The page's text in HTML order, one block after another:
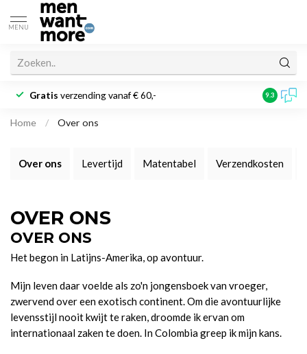
MENU
Gratis verzending vanaf € 60,- 9.3
Home / Over ons
Over ons Levertijd Matentabel Verzendkosten
OVER ONS
OVER ONS
Het begon in Latijns-Amerika, op avontuur.
Mijn leven daar voelde als zo'n jongensboek van vroeger,
zwervend over een exotisch continent. Om die avontuurlijke
levensstijl nooit kwijt te raken, droomde ik ervan om
internationaal zaken te doen. In Colombia greep ik mijn kans.